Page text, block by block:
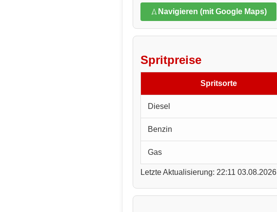
Navigieren (mit Google Maps)
Spritpreise
Spritsorte
Diesel
Benzin
Gas
Letzte Aktualisierung: 22:11 03.08.2026